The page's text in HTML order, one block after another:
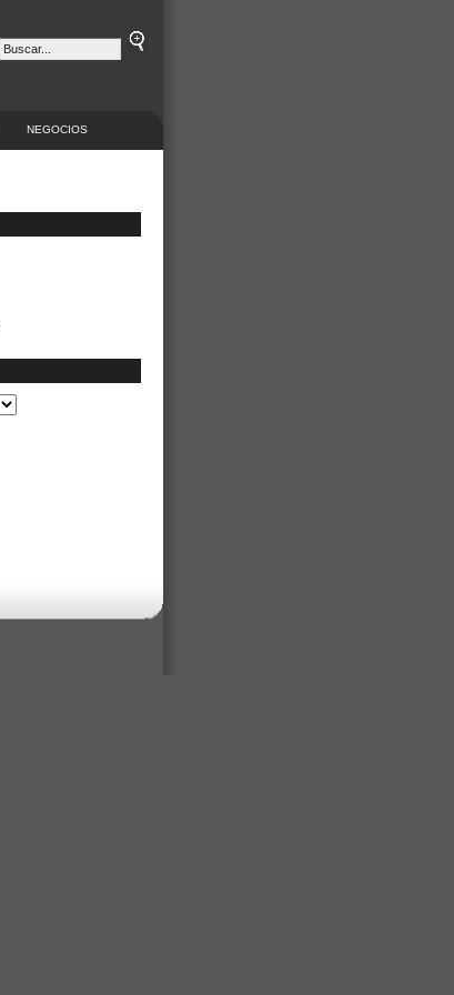
NEGOCIOS